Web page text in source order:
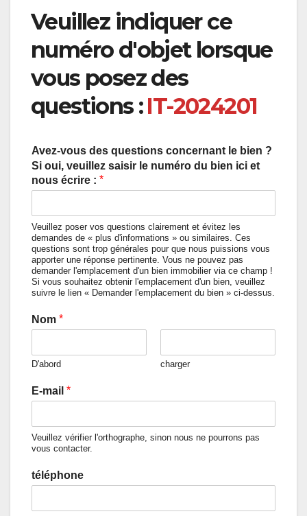
Veuillez indiquer ce
numéro d'objet lorsque
vous posez des
questions :IT-2024201
Avez-vous des questions concernant le bien ?
Si oui, veuillez saisir le numéro du bien ici et
nous écrire : *
Veuillez poser vos questions clairement et évitez les
demandes de « plus d'informations » ou similaires. Ces
questions sont trop générales pour que nous puissions vous
apporter une réponse pertinente. Vous ne pouvez pas
demander l'emplacement d'un bien immobilier via ce champ !
Si vous souhaitez obtenir l'emplacement d'un bien, veuillez
suivre le lien « Demander l'emplacement du bien » ci-dessus.
Nom *
D'abord charger
E-mail *
Veuillez vérifier l'orthographe, sinon nous ne pourrons pas
vous contacter.
téléphone